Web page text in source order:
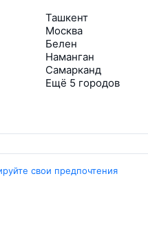
Ташкент
Москва
Белен
Наманган
Самарканд
Ещё 5 городов
свои предпочтения